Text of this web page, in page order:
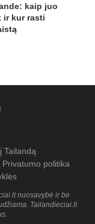
kaip juo
ir kur rasti
Tailandą
Privatumo politika
nuosavybė ir be
Tailandieciai.lt